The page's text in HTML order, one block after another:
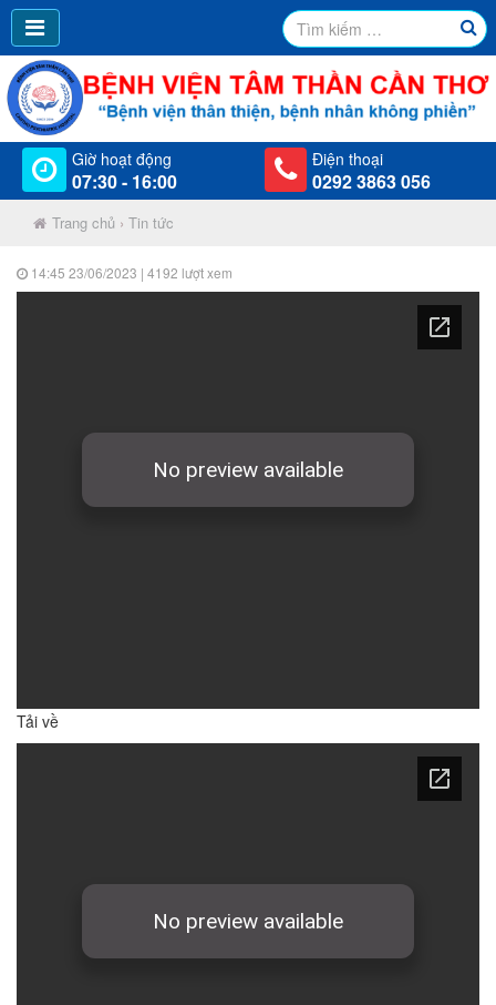
Giờ hoạt động
07:30 - 16:00
Điện thoại
0292 3863 056
Trang chủ › Tin tức
14:45 23/06/2023 | 4192 lượt xem
Tải về